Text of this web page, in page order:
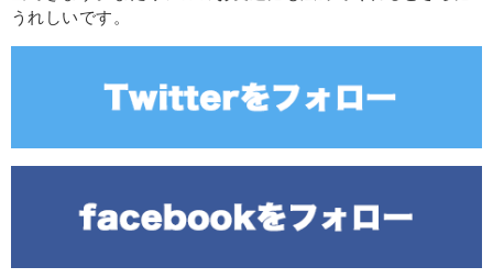
うれしいです。